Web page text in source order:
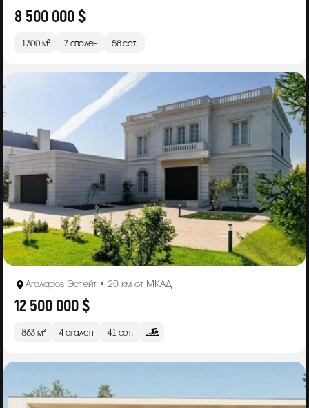
8 500 000 $
1300 м² 7 спален 58 сот.
Агаларов Эстейт • 20 км от МКАД
12 500 000 $
863 м² 4 спален 41 сот.